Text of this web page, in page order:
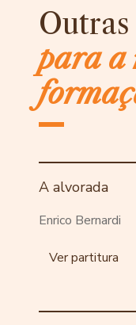
para a
A alvorada
Enrico Bernardi
Ver partitura